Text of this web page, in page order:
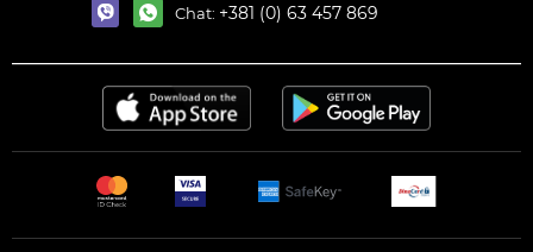
Chat: +381 (0) 63 457 869